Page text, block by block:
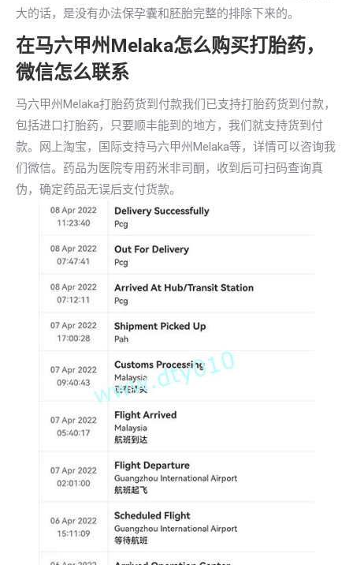
大的话，是没有办法保孕囊和胚胎完整的排除下来的。
在马六甲州Melaka怎么购买打胎药，
微信怎么联系
马六甲州Melaka打胎药货到付款我们已支持打胎药货到付款，
包括进口打胎药，只要顺丰能到的地方，我们就支持货到付
款。网上淘宝，国际支持马六甲州Melaka等，详情可以咨询我
们微信。药品为医院专用药米非司酮，收到后可扫码查询真
伪，确定药品无误后支付货款。